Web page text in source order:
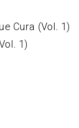
Cura (Vol. 1)
1)